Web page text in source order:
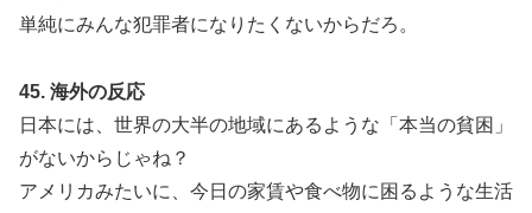
単純にみんな犯罪者になりたくないからだろ。
45. 海外の反応
日本には、世界の大半の地域にあるような「本当の貧困」
がないからじゃね？
アメリカみたいに、今日の家賃や食べ物に困るような生活